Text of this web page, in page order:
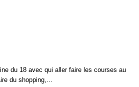
du 18 avec qui aller faire les courses au
du shopping,...